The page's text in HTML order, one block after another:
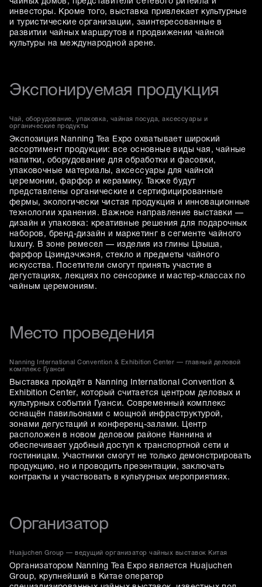
инвесторы. Кроме того, выставка привлекает культурные
и туристические организации, заинтересованные в
развитии чайных маршрутов и продвижении чайной
культуры на международной арене.
Экспонируемая продукция
Чай, оборудование, упаковка, чайная посуда, аксессуары и
органические продукты
Экспозиция Nanning Tea Expo охватывает широкий
ассортимент продукции: все основные виды чая, чайные
напитки, оборудование для обработки и фасовки,
упаковочные материалы, аксессуары для чайной
церемонии, фарфор и керамику. Также будут
представлены органические и сертифицированные
фермы, экологически чистая продукция и инновационные
технологии хранения. Важное направление выставки —
дизайн и упаковка: креативные решения для подарочных
наборов, бренд-дизайн и маркетинг в сегменте чайного
luxury. В зоне ремесел — изделия из глины Цзыша,
фарфор Цзиндэчжэня, стекло и предметы чайного
искусства. Посетители смогут принять участие в
дегустациях, лекциях по сенсорике и мастер-классах по
чайным церемониям.
Место проведения
Nanning International Convention & Exhibition Center — главный деловой
комплекс Гуанси
Выставка пройдёт в Nanning International Convention &
Exhibition Center, который считается центром деловых и
культурных событий Гуанси. Современный комплекс
оснащён павильонами с мощной инфраструктурой,
зонами дегустаций и конференц-залами. Центр
расположен в новом деловом районе Наннина и
обеспечивает удобный доступ к транспортной сети и
гостиницам. Участники смогут не только демонстрировать
продукцию, но и проводить презентации, заключать
контракты и участвовать в культурных мероприятиях.
Организатор
Huajuchen Group — ведущий организатор чайных выставок Китая
Организатором Nanning Tea Expo является Huajuchen
Group, крупнейший в Китае оператор